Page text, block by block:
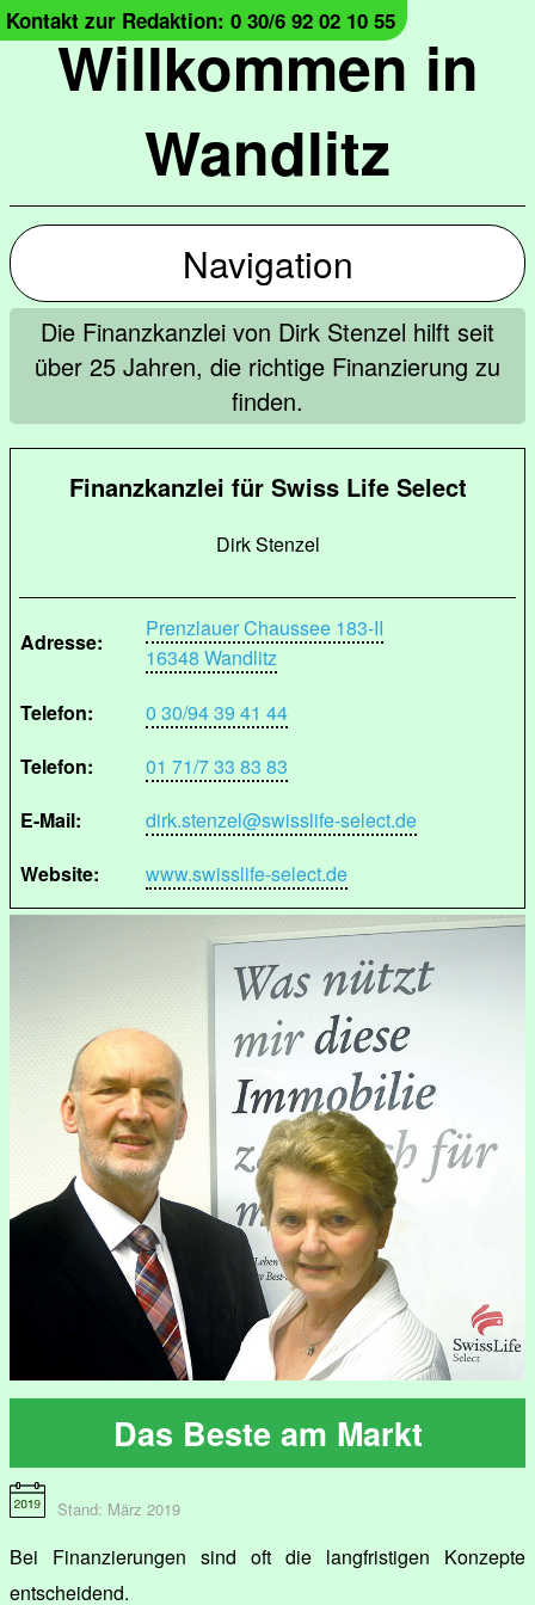
Willkommen in
Wandlitz
Kontakt zur Redaktion: 0 30/6 92 02 10 55
Navigation
Die Finanzkanzlei von Dirk Stenzel hilft seit
über 25 Jahren, die richtige Finanzierung zu
finden.
Finanzkanzlei für Swiss Life Select
Dirk Stenzel
Adresse:
Prenzlauer Chaussee 183-II
16348 Wandlitz
Telefon:
0 30/94 39 41 44
Telefon:
01 71/7 33 83 83
E-Mail:
dirk.stenzel@swisslife-select.de
Website:
www.swisslife-select.de
Das Beste am Markt
Stand: März 2019
Bei Finanzierungen sind oft die langfristigen Konzepte
entscheidend.